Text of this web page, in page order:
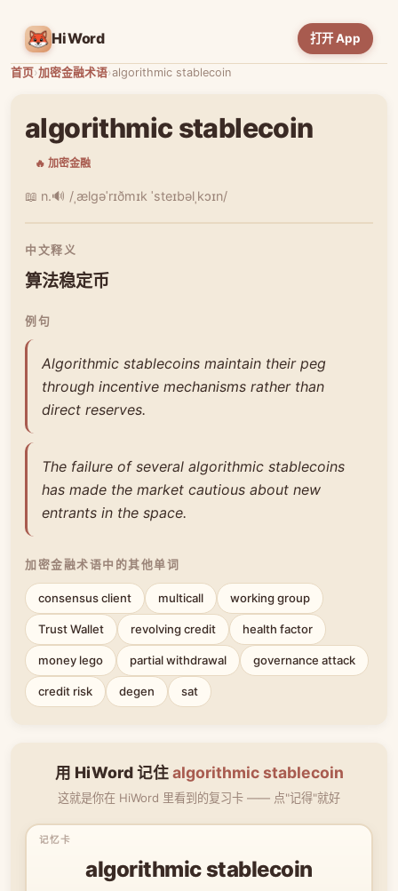
HiWord 打开 App
首页›加密金融术语›algorithmic stablecoin
algorithmic stablecoin
🔥 加密金融
📖 n.🔊 /ˌælɡəˈrɪðmɪk ˈsteɪbəlˌkɔɪn/
中文释义
算法稳定币
例句
Algorithmic stablecoins maintain their peg
through incentive mechanisms rather than
direct reserves.
The failure of several algorithmic stablecoins
has made the market cautious about new
entrants in the space.
加密金融术语中的其他单词
consensus client multicall working group
Trust Wallet revolving credit health factor
money lego partial withdrawal governance attack
credit risk degen sat
用 HiWord 记住algorithmic stablecoin
这就是你在 HiWord 里看到的复习卡 —— 点"记得"就好
algorithmic stablecoin